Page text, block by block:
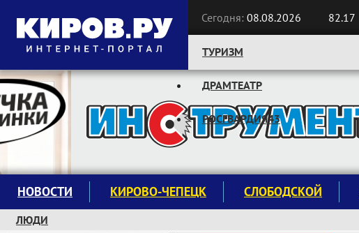
Сегодня: 08.08.2026 82.17
Следите за новостями:
ТУРИЗМ
ДРАМТЕАТР
РОСГВАРДИЯ43
НОВОСТИ КИРОВО-ЧЕПЕЦК СЛОБОДСКОЙ
ЛЮДИ